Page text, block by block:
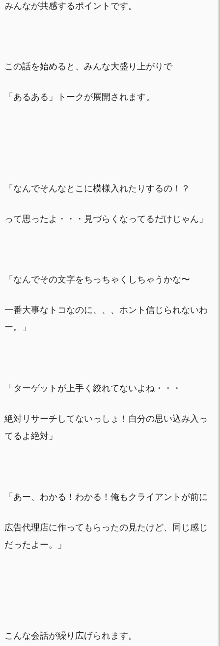
みんなが共感するポイントです。
この話を始めると、みんな大盛り上がりで
「あるある」トークが展開されます。
「なんでそんなとこに模様入れたりするの！？
って思ったよ・・・見づらくなってるだけじゃん」
「なんでその文字をちっちゃくしちゃうかな〜
一番大事なトコなのに、、、ホント信じられないわ
ー。」
「ターゲットが上手く絞れてないよね・・・
絶対リサーチしてないっしょ！自分の思い込み入っ
てるよ絶対」
「あー、わかる！わかる！俺もクライアントが前に
広告代理店に作ってもらったの見たけど、同じ感じ
だったよー。」
こんな会話が繰り広げられます。